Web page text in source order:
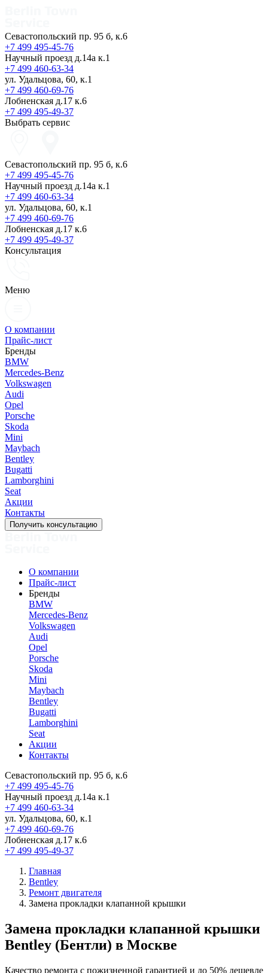
Севастопольский пр. 95 б, к.6
+7 499 495-45-76
Научный проезд д.14а к.1
+7 499 460-63-34
ул. Удальцова, 60, к.1
+7 499 460-69-76
Лобненская д.17 к.6
+7 499 495-49-37
Выбрать сервис
Севастопольский пр. 95 б, к.6
+7 499 495-45-76
Научный проезд д.14а к.1
+7 499 460-63-34
ул. Удальцова, 60, к.1
+7 499 460-69-76
Лобненская д.17 к.6
+7 499 495-49-37
Консультация
Меню
О компании
Прайс-лист
Бренды
BMW
Mercedes-Benz
Volkswagen
Audi
Opel
Porsche
Skoda
Mini
Maybach
Bentley
Bugatti
Lamborghini
Seat
Акции
Контакты
Получить консультацию
О компании
Прайс-лист
Бренды
BMW
Mercedes-Benz
Volkswagen
Audi
Opel
Porsche
Skoda
Mini
Maybach
Bentley
Bugatti
Lamborghini
Seat
Акции
Контакты
Севастопольский пр. 95 б, к.6
+7 499 495-45-76
Научный проезд д.14а к.1
+7 499 460-63-34
ул. Удальцова, 60, к.1
+7 499 460-69-76
Лобненская д.17 к.6
+7 499 495-49-37
Главная
Bentley
Ремонт двигателя
Замена прокладки клапанной крышки
Замена прокладки клапанной крышки
Bentley (Бентли) в Москве
Качество ремонта с пожизненной гарантией и до 50% дешевле